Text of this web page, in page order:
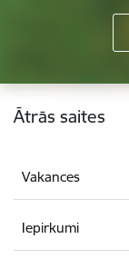
Kājene
Ātrās saites
Vakances
Iepirkumi